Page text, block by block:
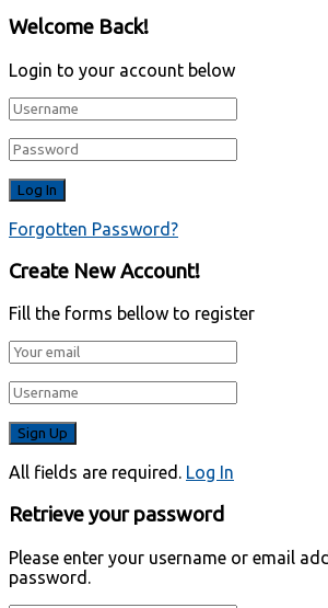
Welcome Back!
Login to your account below
Forgotten Password?
Create New Account!
Fill the forms bellow to register
All fields are required. Log In
Retrieve your password
Please enter your username or email
password.